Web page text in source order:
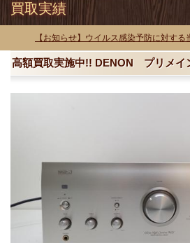
買取実績
【お知らせ】ウイルス感染予防に対す
高額買取実施中!! DENON プリメ